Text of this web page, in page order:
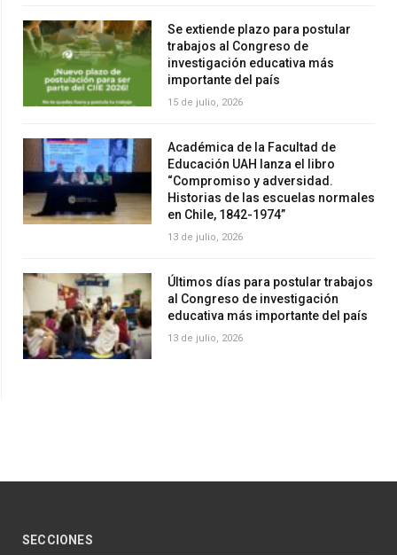
Se extiende plazo para postular
trabajos al Congreso de
investigación educativa más
importante del país
15 de julio, 2026
Académica de la Facultad de
Educación UAH lanza el libro
“Compromiso y adversidad.
Historias de las escuelas normales
en Chile, 1842-1974”
13 de julio, 2026
Últimos días para postular trabajos
al Congreso de investigación
educativa más importante del país
13 de julio, 2026
SECCIONES